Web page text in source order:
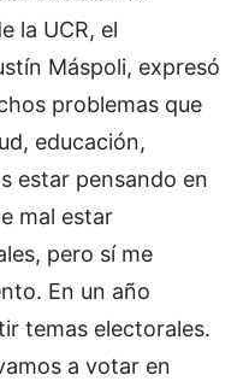
la UCR, el
Máspoli, expresó
problemas que
educación,
estar pensando en
mal estar
pero sí me
En un año
temas electorales.
a votar en